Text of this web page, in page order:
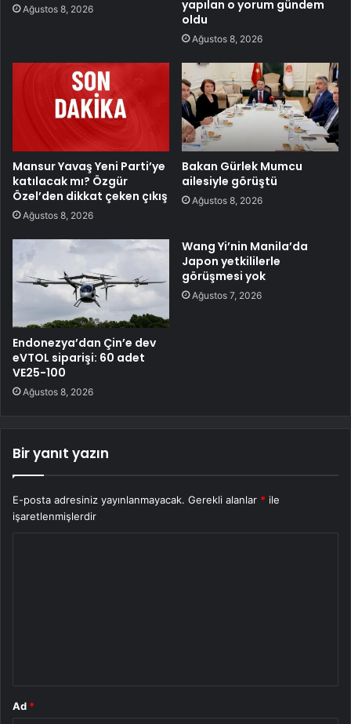
Ağustos 8, 2026
yapılan o yorum gündem
oldu
Ağustos 8, 2026
Mansur Yavaş Yeni Parti’ye
katılacak mı? Özgür
Özel’den dikkat çeken çıkış
Ağustos 8, 2026
Bakan Gürlek Mumcu
ailesiyle görüştü
Ağustos 8, 2026
Endonezya’dan Çin’e dev
eVTOL siparişi: 60 adet
VE25-100
Ağustos 8, 2026
Wang Yi’nin Manila’da
Japon yetkililerle
görüşmesi yok
Ağustos 7, 2026
Bir yanıt yazın
E-posta adresiniz yayınlanmayacak. Gerekli alanlar * ile
işaretlenmişlerdir
Ad *